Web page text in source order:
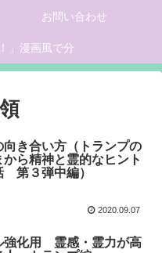
お問い合わせ
」漫画風で分
した。
向き合い方（トランプの
から精神と霊的なヒント
第３弾中編）
2020.09.07
強化用 霊感・霊力が高